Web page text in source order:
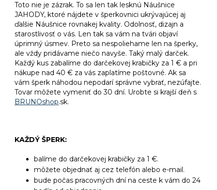
Toto nie je zázrak. To sa len tak lesknú Náušnice
JAHODY, ktoré nájdete v šperkovnici ukrývajúcej aj
ďalšie Náušnice rovnakej kvality. Odolnosť, dizajn a
starostlivosť o vás. Len tak sa vám na tvári objaví
úprimný úsmev. Preto sa nespoliehame len na šperky,
ale vždy pridávame niečo navyše. Taký malý darček.
Každý kus zabalíme do darčekovej krabičky za 1 € a pri
nákupe nad 40 € za vás zaplatíme poštovné. Ak sa
vám šperk náhodou nepodarí správne vybrať, nezúfajte.
Tovar môžete vymeniť do 30 dní. Urobte si krajší deň s
BRUNOshop.sk.
KAŽDÝ ŠPERK:
balíme do darčekovej krabičky za 1 €.
môžete objednať aj cez telefón alebo e-mail.
bude počas pracovných dní na ceste k vám do 24